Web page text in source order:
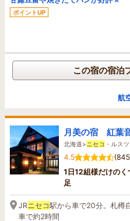
ポイントUP
この宿の宿泊
航
月美の宿 紅葉
北海道> ニセコ ・ルスツ
4.5
1日12組様だけの
足
JR ニセコ駅から車で20分。札樽
車で約2時間